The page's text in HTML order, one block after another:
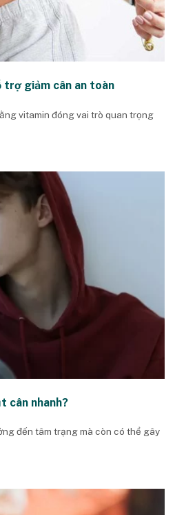
trợ giảm cân an toàn
vitamin đóng vai trò quan trọng
cân nhanh?
đến tâm trạng mà còn có thể gây